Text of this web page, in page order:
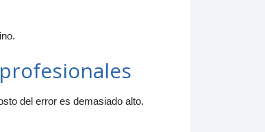
del error es demasiado alto.